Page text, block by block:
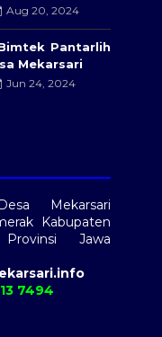
Aug 20, 2024
Pantarlih
Mekarsari
Jun 24, 2024
Mekarsari
Kabupaten
Provinsi Jawa
7494